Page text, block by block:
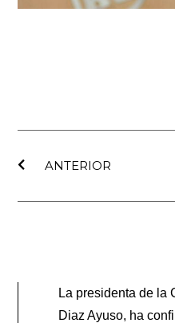
ANTERIOR
La presidenta de la
Diaz Ayuso, ha